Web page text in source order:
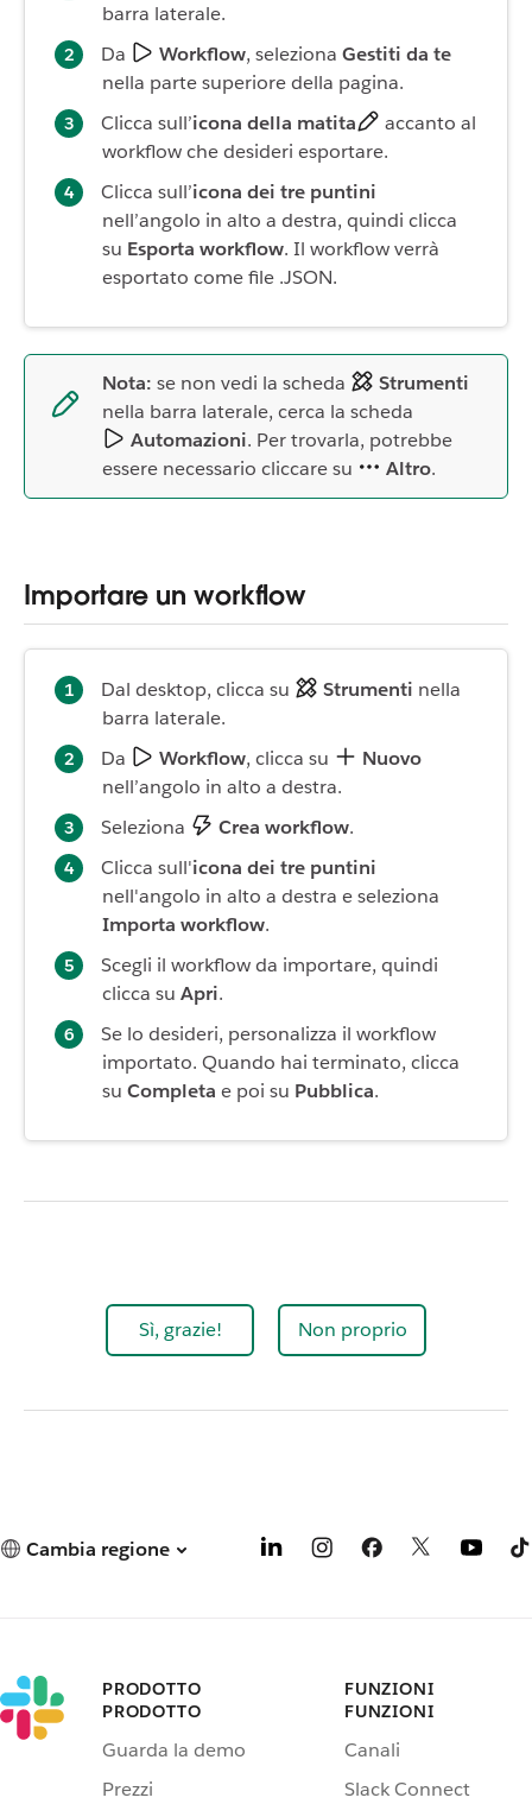
barra laterale.
Da
Workflow, seleziona Gestiti da te
nella parte superiore della pagina.
Clicca sull’icona della matita
accanto al
workflow che desideri esportare.
Clicca sull’icona dei tre puntini
nell’angolo in alto a destra, quindi clicca
su Esporta workflow. Il workflow verrà
esportato come file .JSON.
Nota: se non vedi la scheda
Strumenti
nella barra laterale, cerca la scheda
Automazioni. Per trovarla, potrebbe
essere necessario cliccare su
Altro.
Importare un workflow
Dal desktop, clicca su Strumenti nella
barra laterale.
Da
Workflow, clicca su
Nuovo
nell’angolo in alto a destra.
Seleziona
Crea workflow.
Clicca sull'icona dei tre puntini
nell'angolo in alto a destra e seleziona
Importa workflow.
Scegli il workflow da importare, quindi
clicca su Apri.
Se lo desideri, personalizza il workflow
importato. Quando hai terminato, clicca
su Completa e poi su Pubblica.
Sì, grazie! Non proprio
Cambia regione
PRODOTTO
PRODOTTO
Guarda la demo
Prezzi
FUNZIONI
FUNZIONI
Canali
Slack Connect